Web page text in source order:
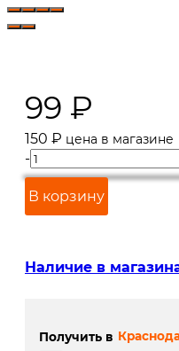
99 ₽
150 ₽ цена в магазине
-
В корзину
Наличие в
г. Краснодар, ТК
Получить в